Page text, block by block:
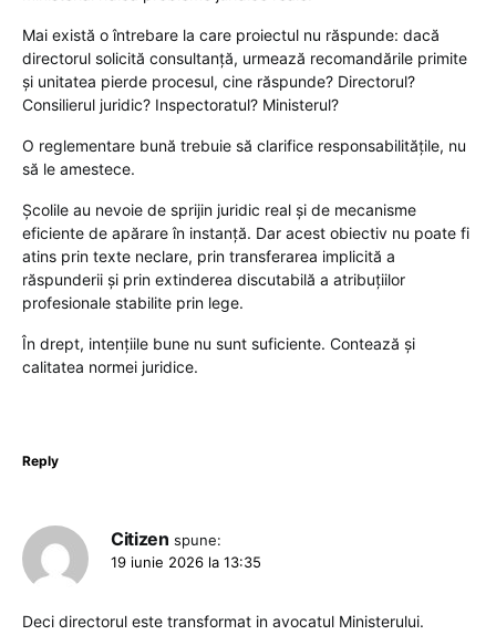
Mai există o întrebare la care proiectul nu răspunde: dacă
directorul solicită consultanță, urmează recomandările primite
și unitatea pierde procesul, cine răspunde? Directorul?
Consilierul juridic? Inspectoratul? Ministerul?
O reglementare bună trebuie să clarifice responsabilitățile, nu
să le amestece.
Școlile au nevoie de sprijin juridic real și de mecanisme
eficiente de apărare în instanță. Dar acest obiectiv nu poate fi
atins prin texte neclare, prin transferarea implicită a
răspunderii și prin extinderea discutabilă a atribuțiilor
profesionale stabilite prin lege.
În drept, intențiile bune nu sunt suficiente. Contează și
calitatea normei juridice.
Reply
Citizen spune:
19 iunie 2026 la 13:35
Deci directorul este transformat in avocatul Ministerului.